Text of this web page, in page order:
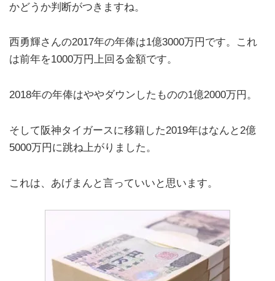
かどうか判断がつきますね。
西勇輝さんの2017年の年俸は1億3000万円です。これ
は前年を1000万円上回る金額です。
2018年の年俸はややダウンしたものの1億2000万円。
そして阪神タイガースに移籍した2019年はなんと2億
5000万円に跳ね上がりました。
これは、あげまんと言っていいと思います。